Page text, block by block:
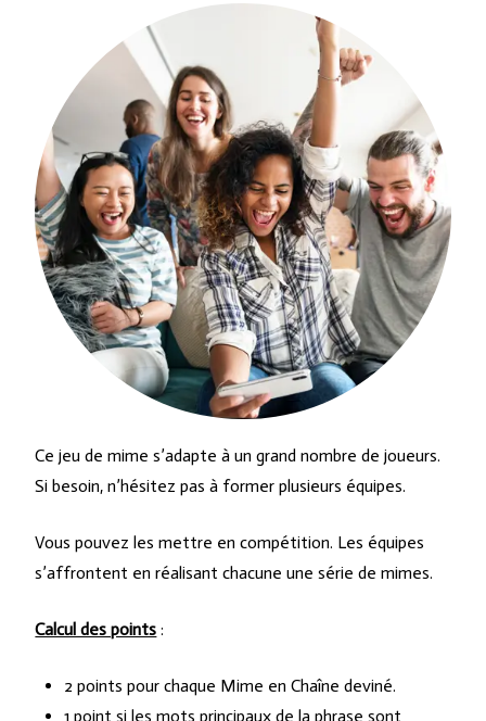
Ce jeu de mime s’adapte à un grand nombre de joueurs.
Si besoin, n’hésitez pas à former plusieurs équipes.
Vous pouvez les mettre en compétition. Les équipes
s’affrontent en réalisant chacune une série de mimes.
Calcul des points :
2 points pour chaque Mime en Chaîne deviné.
1 point si les mots principaux de la phrase sont